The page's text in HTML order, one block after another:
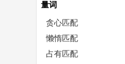
量词
贪心匹配
懒惰匹配
占有匹配